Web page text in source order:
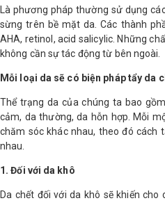
Là phương pháp thường sử dụng
sừng trên bề mặt da. Các thành
AHA, retinol, acid salicylic. Những
không cần sự tác động từ bên ngoài.
Mỗi loại da sẽ có biện pháp tẩy da
Thể trạng da của chúng ta bao
cảm, da thường, da hỗn hợp. Mỗi
chăm sóc khác nhau, theo đó cách
nhau.
1. Đối với da khô
Da chết đối với da khô sẽ khiến